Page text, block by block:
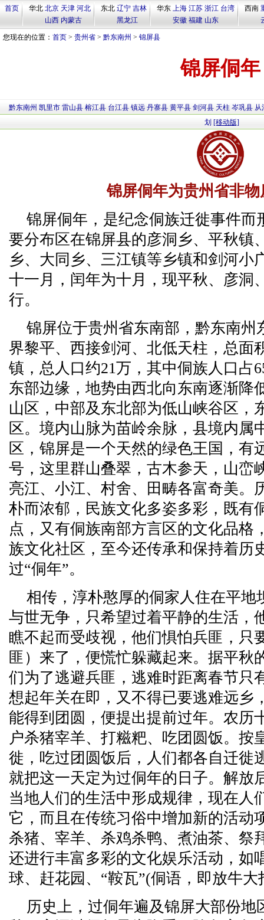
首页 华北 北京 天津 河北
山西 内蒙古
东北 辽宁 吉林
黑龙江
华东 上海 江苏 浙江 台湾
安徽 福建 山东
西南
您现在的位置： 首页 > 贵州省 > 黔东南州 > 锦屏县
锦屏侗年
黔东南州 凯里市 雷山县 榕江县 台江县 镇远 丹寨县 黄平县 剑河县 天柱 岑巩县 从
划 [移动版]
锦屏侗年为贵州省非
锦屏侗年，是纪念侗族迁徙事件而
要分布区在锦屏县的彦洞乡、平秋镇
乡、大同乡、三江镇等乡镇和剑河小
十一月，闰年为十月，现平秋、彦洞
行。
锦屏位于贵州省东南部，黔东南州
界黎平、西接剑河、北低天柱，总面
镇，总人口约21万，其中侗族人口占
东部边缘，地势由西北向东南逐渐降
山区，中部及东北部为低山峡谷区，
区。境内山脉为苗岭余脉，县境内属
区，锦屏是一个天然的绿色王国，有
号，这里群山叠翠，古木参天，山峦
亮江、小江、村舍、田畴各富奇美。
朴而浓郁，民族文化多姿多彩，既有
点，又有侗族南部方言区的文化品格
族文化社区，至今还传承和保持着历
过“侗年”。
相传，淳朴憨厚的侗家人住在平地
与世无争，只希望过着平静的生活，
瞧不起而受歧视，他们惧怕兵匪，只
匪）来了，便慌忙躲藏起来。据平秋
们为了逃避兵匪，逃难时距离春节只
想起年关在即，又不得已要逃难远乡
能得到团圆，便提出提前过年。农历
户杀猪宰羊、打糍粑、吃团圆饭。按
徙，吃过团圆饭后，人们都各自迁徙
就把这一天定为过侗年的日子。解放
当地人们的生活中形成规律，现在人
它，而且在传统习俗中增加新的活动
杀猪、宰羊、杀鸡杀鸭、煮油茶、祭
还进行丰富多彩的文化娱乐活动，如
球、赶花园、“鞍瓦”(侗语，即放牛大
历史上，过侗年遍及锦屏大部份地